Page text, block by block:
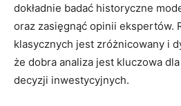
dokładnie badać historyczne
oraz zasięgnąć opinii ⁣ekspertów.
klasycznych jest zróżnicowany i
że dobra ‍analiza jest kluczowa
decyzji ⁢inwestycyjnych.